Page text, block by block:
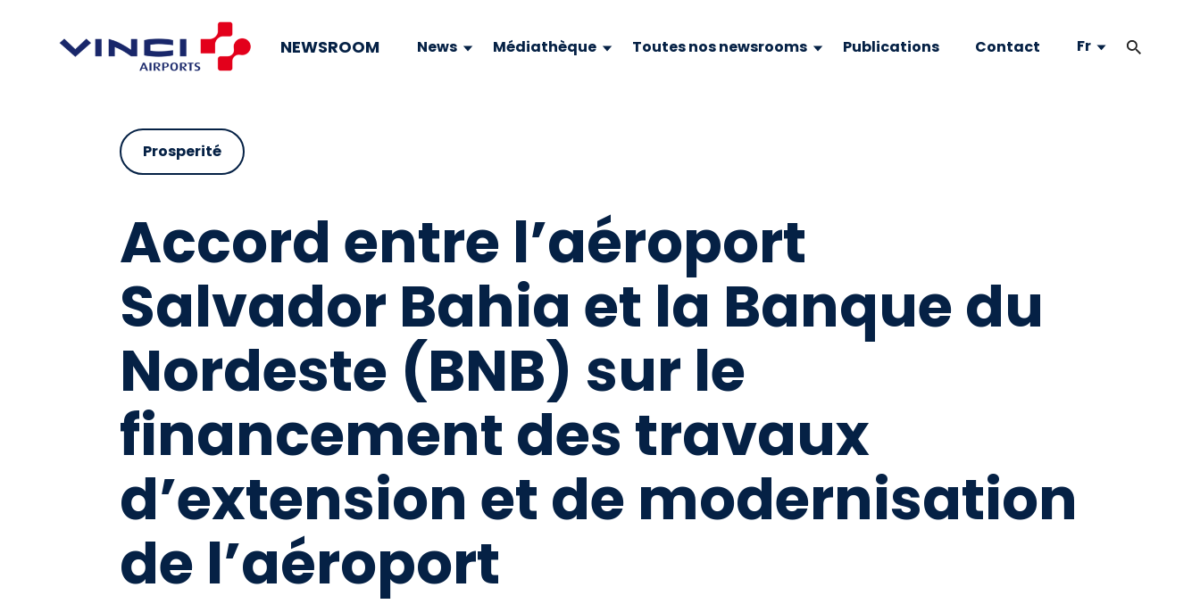
NEWSROOM News Médiathèque Toutes nos newsrooms Publications Contact Fr
Prosperité
Accord entre l’aéroport
Salvador Bahia et la Banque du
Nordeste (BNB) sur le
financement des travaux
d’extension et de modernisation
de l’aéroport